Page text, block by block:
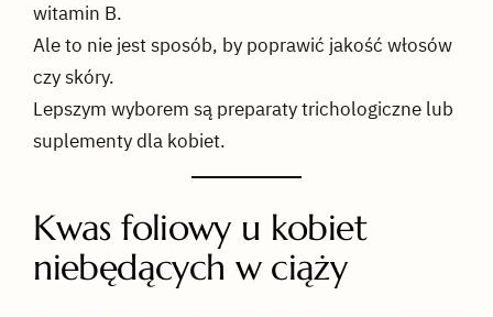
witamin B.
Ale to nie jest sposób, by poprawić jakość włosów
czy skóry.
Lepszym wyborem są preparaty trichologiczne lub
suplementy dla kobiet.
Kwas foliowy u kobiet
niebędących w ciąży